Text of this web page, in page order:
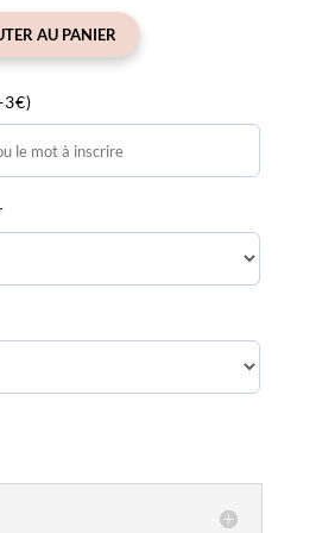
AU PANIER